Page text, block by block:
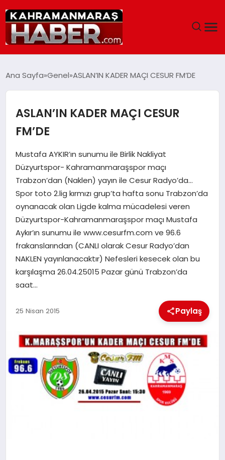
SIYASET
EĞITIM
SAĞLIK
GENEL
SPOR
İLÇE HABERLERI
DÜNYA
Ana Sayfa Genel ASLAN’IN KADER MAÇI CESUR FM’DE
ASLAN’IN KADER MAÇI CESUR
FM’DE
Mustafa AYKIR’ın sunumu ile Birlik Nakliyat
Düzyurtspor- Kahramanmaraşspor maçı
Trabzon’dan (Naklen) yayın ile Cesur Radyo’da…
Spor toto 2.lig kırmızı grup’ta hafta sonu Trabzon’da
oynanacak olan Ligde kalma mücadelesi veren
Düzyurtspor-Kahramanmaraşspor maçı Mustafa
Aykır’ın sunumu ile www.cesurfm.com ve 96.6
frakanslarından (CANLI olarak Cesur Radyo’dan
NAKLEN yayınlanacaktır) Nefesleri kesecek olan bu
karşılaşma 26.04.25015 Pazar günü Trabzon’da
saat…
25 Nisan 2015 Paylaş